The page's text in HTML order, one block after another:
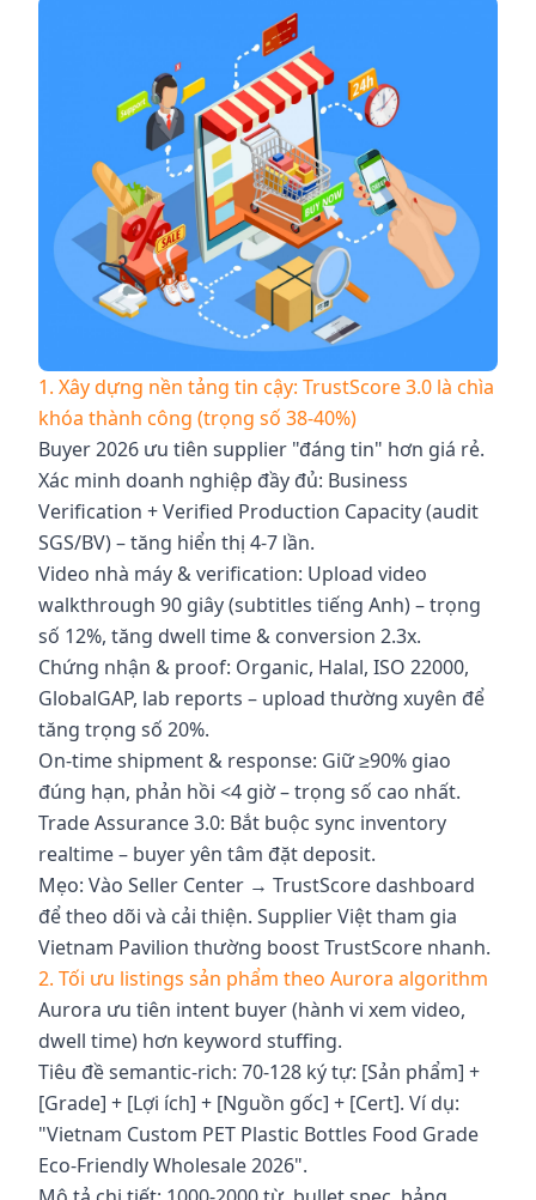
1. Xây dựng nền tảng tin cậy: TrustScore 3.0 là chìa
khóa thành công (trọng số 38-40%)
Buyer 2026 ưu tiên supplier "đáng tin" hơn giá rẻ.
Xác minh doanh nghiệp đầy đủ: Business
Verification + Verified Production Capacity (audit
SGS/BV) – tăng hiển thị 4-7 lần.
Video nhà máy & verification: Upload video
walkthrough 90 giây (subtitles tiếng Anh) – trọng
số 12%, tăng dwell time & conversion 2.3x.
Chứng nhận & proof: Organic, Halal, ISO 22000,
GlobalGAP, lab reports – upload thường xuyên để
tăng trọng số 20%.
On-time shipment & response: Giữ ≥90% giao
đúng hạn, phản hồi <4 giờ – trọng số cao nhất.
Trade Assurance 3.0: Bắt buộc sync inventory
realtime – buyer yên tâm đặt deposit.
Mẹo: Vào Seller Center → TrustScore dashboard
để theo dõi và cải thiện. Supplier Việt tham gia
Vietnam Pavilion thường boost TrustScore nhanh.
2. Tối ưu listings sản phẩm theo Aurora algorithm
Aurora ưu tiên intent buyer (hành vi xem video,
dwell time) hơn keyword stuffing.
Tiêu đề semantic-rich: 70-128 ký tự: [Sản phẩm] +
[Grade] + [Lợi ích] + [Nguồn gốc] + [Cert]. Ví dụ:
"Vietnam Custom PET Plastic Bottles Food Grade
Eco-Friendly Wholesale 2026".